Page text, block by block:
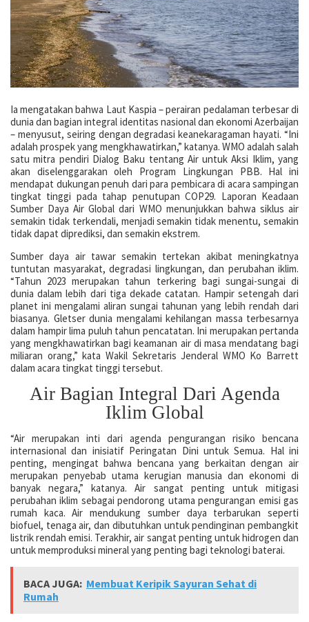
Ia mengatakan bahwa Laut Kaspia – perairan pedalaman terbesar di
dunia dan bagian integral identitas nasional dan ekonomi Azerbaijan
– menyusut, seiring dengan degradasi keanekaragaman hayati. “Ini
adalah prospek yang mengkhawatirkan,” katanya. WMO adalah salah
satu mitra pendiri Dialog Baku tentang Air untuk Aksi Iklim, yang
akan diselenggarakan oleh Program Lingkungan PBB. Hal ini
mendapat dukungan penuh dari para pembicara di acara sampingan
tingkat tinggi pada tahap penutupan COP29. Laporan Keadaan
Sumber Daya Air Global dari WMO menunjukkan bahwa siklus air
semakin tidak terkendali, menjadi semakin tidak menentu, semakin
tidak dapat diprediksi, dan semakin ekstrem.
Sumber daya air tawar semakin tertekan akibat meningkatnya
tuntutan masyarakat, degradasi lingkungan, dan perubahan iklim.
“Tahun 2023 merupakan tahun terkering bagi sungai-sungai di
dunia dalam lebih dari tiga dekade catatan. Hampir setengah dari
planet ini mengalami aliran sungai tahunan yang lebih rendah dari
biasanya. Gletser dunia mengalami kehilangan massa terbesarnya
dalam hampir lima puluh tahun pencatatan. Ini merupakan pertanda
yang mengkhawatirkan bagi keamanan air di masa mendatang bagi
miliaran orang,” kata Wakil Sekretaris Jenderal WMO Ko Barrett
dalam acara tingkat tinggi tersebut.
Air Bagian Integral Dari Agenda
Iklim Global
“Air merupakan inti dari agenda pengurangan risiko bencana
internasional dan inisiatif Peringatan Dini untuk Semua. Hal ini
penting, mengingat bahwa bencana yang berkaitan dengan air
merupakan penyebab utama kerugian manusia dan ekonomi di
banyak negara,” katanya. Air sangat penting untuk mitigasi
perubahan iklim sebagai pendorong utama pengurangan emisi gas
rumah kaca. Air mendukung sumber daya terbarukan seperti
biofuel, tenaga air, dan dibutuhkan untuk pendinginan pembangkit
listrik rendah emisi. Terakhir, air sangat penting untuk hidrogen dan
untuk memproduksi mineral yang penting bagi teknologi baterai.
BACA JUGA: Membuat Keripik Sayuran Sehat di
Rumah